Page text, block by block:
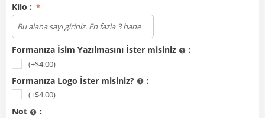
Kilo :
Formanıza İsim Yazılmasını İster misiniz :
(+$4.00)
Formanıza Logo İster misiniz? :
(+$4.00)
Not :